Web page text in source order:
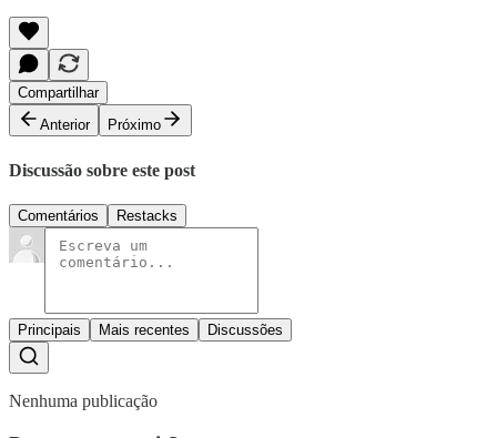
Compartilhar
Anterior
Próximo
Discussão sobre este post
Comentários Restacks
Principais Mais recentes Discussões
Nenhuma publicação